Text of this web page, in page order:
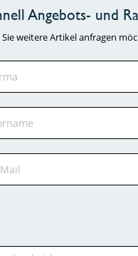
Angebots- und
Sie weitere Artikel anfragen